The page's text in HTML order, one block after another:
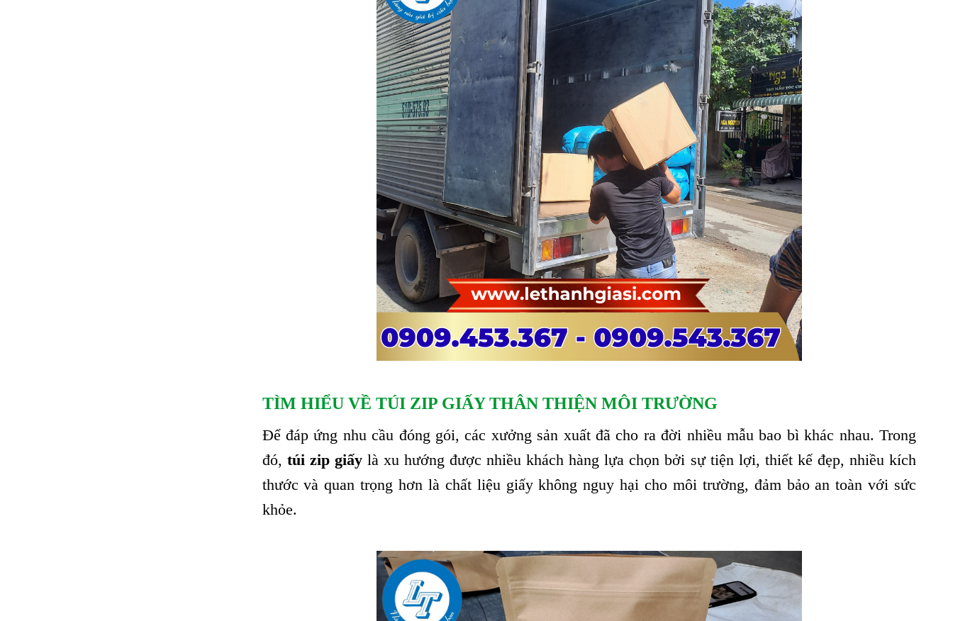
TÌM HIỂU VỀ TÚI ZIP GIẤY THÂN THIỆN MÔI TRƯỜNG
Để đáp ứng nhu cầu đóng gói, các xưởng sản xuất đã cho ra đời nhiều mẫu bao bì khác nhau. Trong
đó, túi zip giấylà xu hướng được nhiều khách hàng lựa chọn bởi sự tiện lợi, thiết kế đẹp, nhiều kích
thước và quan trọng hơn là chất liệu giấy không nguy hại cho môi trường, đảm bảo an toàn với sức
khỏe.